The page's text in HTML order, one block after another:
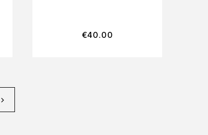
€40.00